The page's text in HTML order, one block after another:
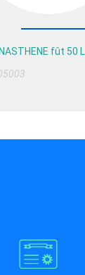
fût 50 L